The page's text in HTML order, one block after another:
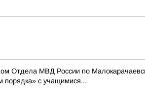
Отдела МВД России по
порядка» с учащимися...